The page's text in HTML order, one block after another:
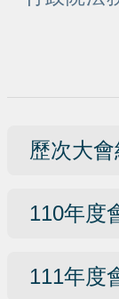
歷次大
110年度
111年度